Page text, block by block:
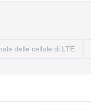
delle cellule di LTE